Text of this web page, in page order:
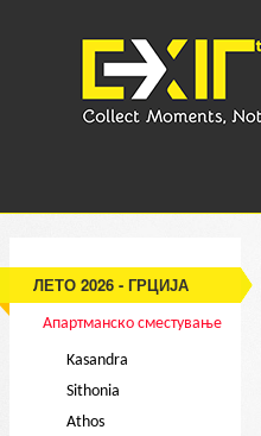
ЛЕТО 2026 - ГРЦИЈА
Апартманско сместување
Kasandra
Sithonia
Athos